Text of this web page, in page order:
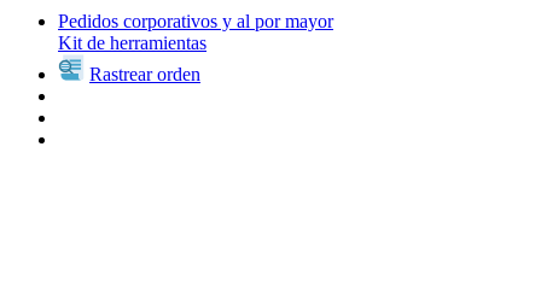
Pedidos corporativos y al por mayor
Kit de herramientas
Rastrear orden